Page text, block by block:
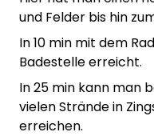
und Felder bis hin
In 10 min mit dem
Badestelle erreicht.
In 25 min kann man
vielen Strände in
erreichen.